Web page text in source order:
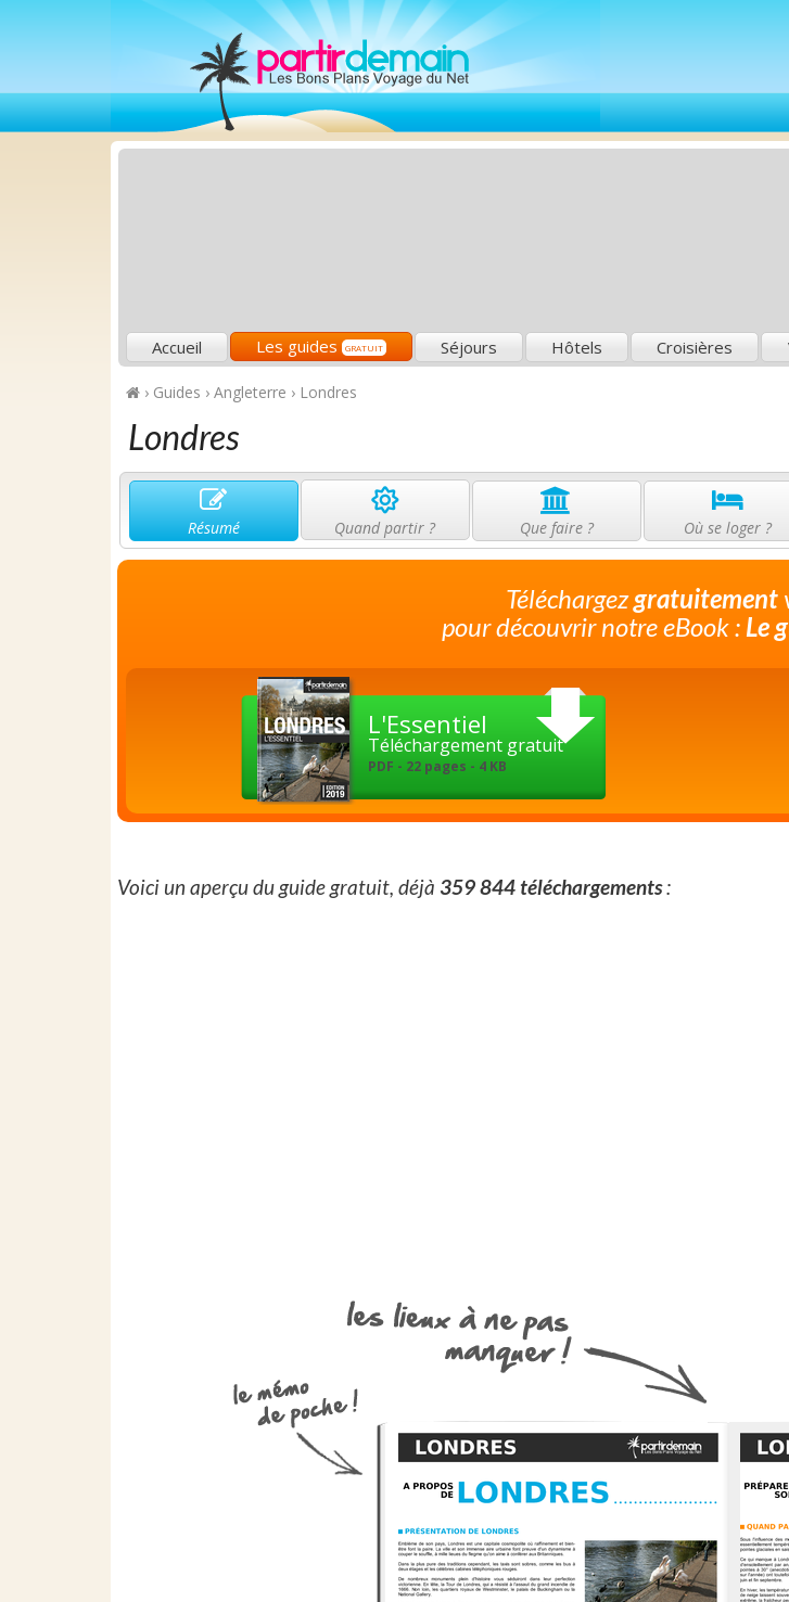
Accueil Les guides GRATUIT Séjours Hôtels Croisières
› Guides › Angleterre › Londres
Londres
Résumé Quand partir ? Que faire ? Où se loger ?
Téléchargezgratuitement
pour découvrir notre eBook : Le
L'Essentiel
Téléchargement gratuit
PDF - 22 pages - 4 KB
Voici un aperçu du guide gratuit, déjà 359 844 téléchargements: